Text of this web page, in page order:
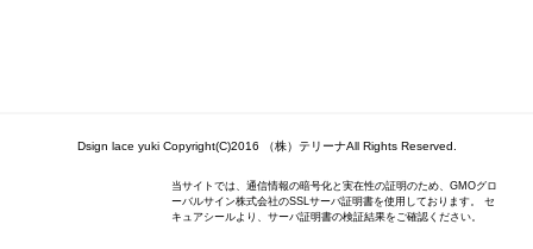
Dsign lace yuki Copyright(C)2016 （株）テリーナAll Rights Reserved.
当サイトでは、通信情報の暗号化と実在性の証明のため、GMOグロ
ーバルサイン株式会社のSSLサーバ証明書を使用しております。 セ
キュアシールより、サーバ証明書の検証結果をご確認ください。